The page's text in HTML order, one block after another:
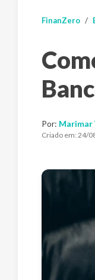
FinanZero
Por: Marimar
Criado em: 24/